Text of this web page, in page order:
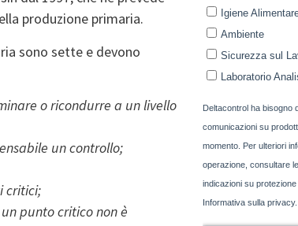
produzione primaria.
sono sette e devono
o ricondurre a un livello
un controllo;
critici;
punto critico non è